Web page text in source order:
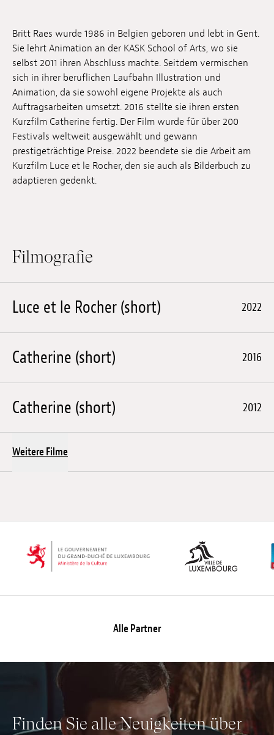
Einreichungen
Archives
Herunterladen
Britt Raes wurde 1986 in Belgien geboren und lebt in Gent.
Sie lehrt Animation an der KASK School of Arts, wo sie
selbst 2011 ihren Abschluss machte. Seitdem vermischen
sich in ihrer beruflichen Laufbahn Illustration und
Animation, da sie sowohl eigene Projekte als auch
Auftragsarbeiten umsetzt. 2016 stellte sie ihren ersten
Kurzfilm Catherine fertig. Der Film wurde für über 200
Festivals weltweit ausgewählt und gewann
prestigeträchtige Preise. 2022 beendete sie die Arbeit am
Kurzfilm Luce et le Rocher, den sie auch als Bilderbuch zu
adaptieren gedenkt.
Filmografie
Luce et le Rocher (short) 2022
Catherine (short) 2016
Catherine (short) 2012
Weitere Filme
Alle Partner
Finden Sie alle Neuigkeiten über